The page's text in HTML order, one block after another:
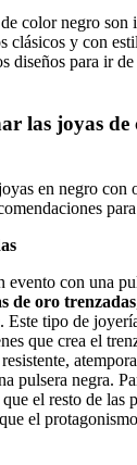
color negro son
clásicos y con
diseños para ir
las joyas de
en negro con
evento con una
de oro trenzadas
Este tipo de
que crea el
pulsera negra.
el resto de las
el